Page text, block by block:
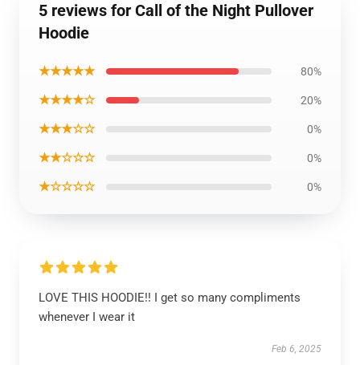
5 reviews for Call of the Night Pullover
Hoodie
★★★★★ 80%
★★★★☆ 20%
★★★☆☆ 0%
★★☆☆☆ 0%
★☆☆☆☆ 0%
LOVE THIS HOODIE!! I get so many compliments
whenever I wear it
Feb 6, 2025